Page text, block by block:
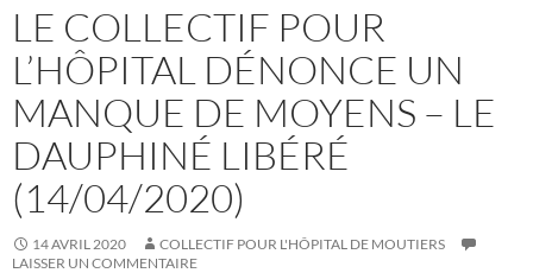
LE COLLECTIF POUR
L’HÔPITAL DÉNONCE UN
MANQUE DE MOYENS – LE
DAUPHINÉ LIBÉRÉ
(14/04/2020)
14 AVRIL 2020
COLLECTIF POUR L'HÔPITAL DE MOUTIERS
LAISSER UN COMMENTAIRE